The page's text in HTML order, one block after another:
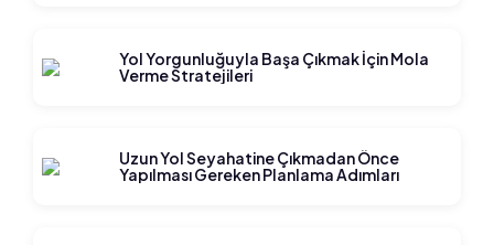
Yol Yorgunluğuyla Başa Çıkmak İçin Mola
Verme Stratejileri
Uzun Yol Seyahatine Çıkmadan Önce
Yapılması Gereken Planlama Adımları